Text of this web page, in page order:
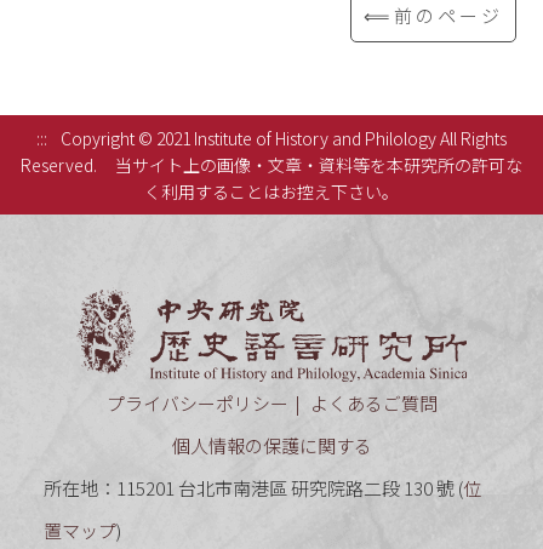
⟸前のページ
:::
Copyright © 2021 Institute of History and Philology All Rights
Reserved.
当サイト上の画像・文章・資料等を本研究所の許可な
く利用することはお控え下さい。
プライバシーポリシー
よくあるご質問
個人情報の保護に関する
所在地：115201 台北市南港區 研究院路二段 130 號 (位
置マップ)